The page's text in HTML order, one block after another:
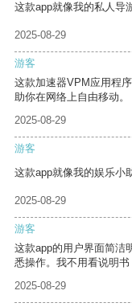
这款app就像我的私人导
2025-08-29
游客
这款加速器VPM应用程
助你在网络上自由移动。
2025-08-29
游客
这款app就像我的娱乐小
2025-08-29
游客
这款app的用户界面简洁
悉操作。我不用看说明书
2025-08-29